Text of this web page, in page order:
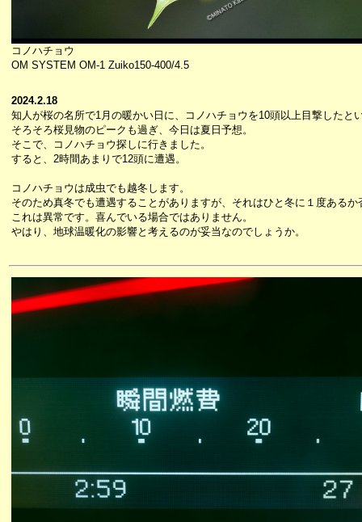
コノハチョウ
OM SYSTEM OM-1 Zuiko150-400/4.5
2024.2.18
知人が桜の名所で1月の暖かい日に、コノハチョウを10頭以上目撃したと
そろそろ桜見物のピークも過ぎ、今日は夏日予想。
そこで、コノハチョウ探しに行きました。
すると、2時間あまりで12頭に遭遇。
コノハチョウは成虫でも越冬します。
そのため真冬でも遭遇することがありますが、それはひと冬に１度あるか
これは異常です。喜んでいる場合ではありません。
やはり、地球温暖化の影響と考えるのが妥当なのでしょうか。